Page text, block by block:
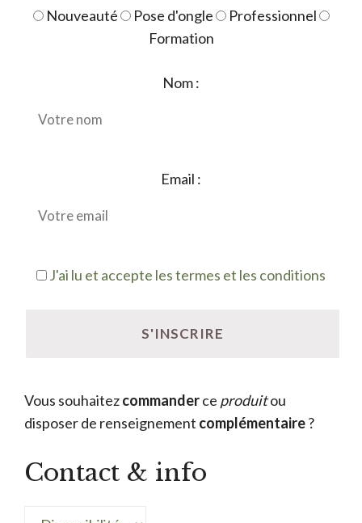
Nouveauté Pose d'ongle
Professionnel
Formation
Nom :
Email :
J'ai lu et accepte les termes et les conditions
Vous souhaitezcommanderce produitou
disposer de renseignement complémentaire?
Contact & info